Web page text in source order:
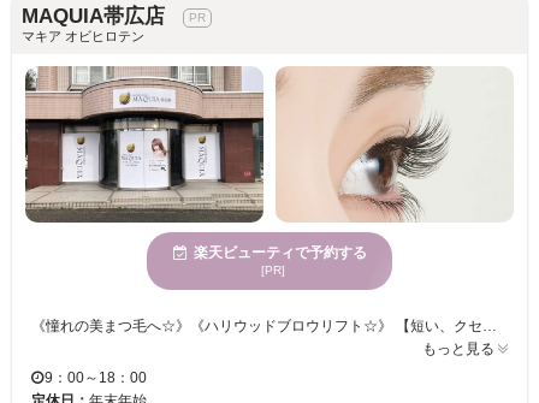
MAQUIA帯広店
マキア オビヒロテン
楽天ビューティで予約する
[PR]
もっと見る
9：00～18：00